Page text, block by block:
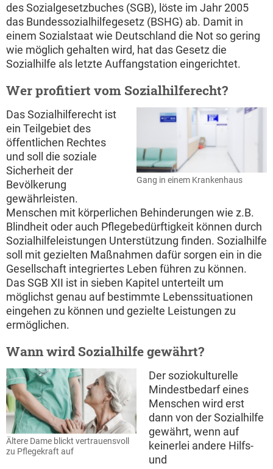
des Sozialgesetzbuches (SGB), löste im Jahr 2005
das Bundessozialhilfegesetz (BSHG) ab. Damit in
einem Sozialstaat wie Deutschland die Not so gering
wie möglich gehalten wird, hat das Gesetz die
Sozialhilfe als letzte Auffangstation eingerichtet.
Wer profitiert vom Sozialhilferecht?
Gang in einem Krankenhaus
Das Sozialhilferecht ist
ein Teilgebiet des
öffentlichen Rechtes
und soll die soziale
Sicherheit der
Bevölkerung
gewährleisten.
Menschen mit körperlichen Behinderungen wie z.B.
Blindheit oder auch Pflegebedürftigkeit können durch
Sozialhilfeleistungen Unterstützung finden. Sozialhilfe
soll mit gezielten Maßnahmen dafür sorgen ein in die
Gesellschaft integriertes Leben führen zu können.
Das SGB XII ist in sieben Kapitel unterteilt um
möglichst genau auf bestimmte Lebenssituationen
eingehen zu können und gezielte Leistungen zu
ermöglichen.
Wann wird Sozialhilfe gewährt?
Ältere Dame blickt vertrauensvoll
zu Pflegekraft auf
Der soziokulturelle
Mindestbedarf eines
Menschen wird erst
dann von der Sozialhilfe
gewährt, wenn auf
keinerlei andere Hilfs-
und